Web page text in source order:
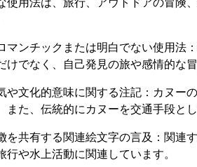
マンチックまたは明白でない使用法
けでなく、自己発見の旅や感情的な
や文化的意味に関する注記：カヌー
また、伝統的にカヌーを交通手段と
を共有する関連絵文字の言及：関
行や水上活動に関連しています。